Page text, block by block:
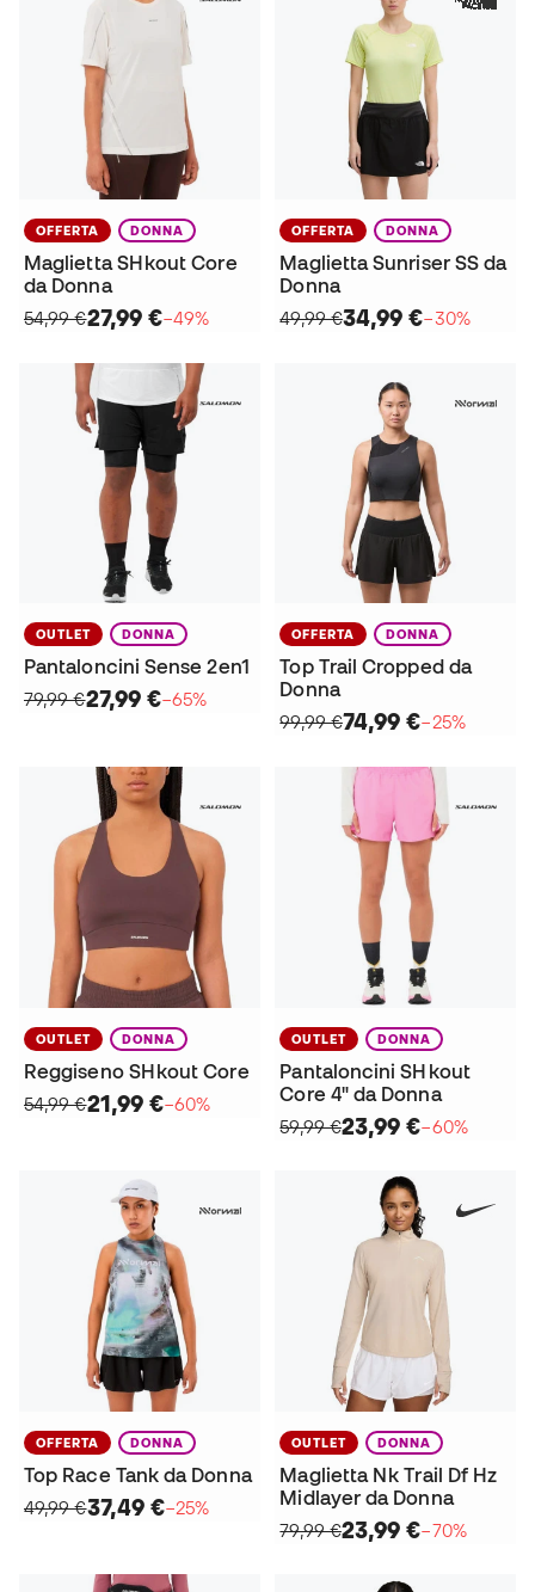
OFFERTA DONNA
Maglietta SHkout Core
da Donna
54,99 €27,99 €−49%
OFFERTA DONNA
Maglietta Sunriser SS da
Donna
49,99 €34,99 €−30%
OUTLET DONNA
Pantaloncini Sense 2en1
79,99 €27,99 €−65%
OFFERTA DONNA
Top Trail Cropped da
Donna
99,99 €74,99 €−25%
OUTLET DONNA
Reggiseno SHkout Core
54,99 €21,99 €−60%
OUTLET DONNA
Pantaloncini SHkout
Core 4" da Donna
59,99 €23,99 €−60%
OFFERTA DONNA
Top Race Tank da Donna
49,99 €37,49 €−25%
OUTLET DONNA
Maglietta Nk Trail Df Hz
Midlayer da Donna
79,99 €23,99 €−70%